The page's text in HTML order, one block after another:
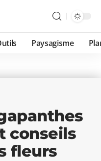
Paysagisme
conseils
fleurs